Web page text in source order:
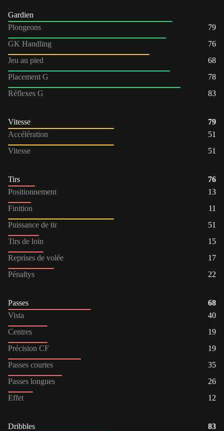
Gardien
Plongeons
79
GK Handling
76
Jeu au pied
68
Placement G
78
Réflexes G
83
Vitesse
79
Accélération
51
Vitesse
51
Tirs
76
Positionnement
13
Finition
11
Puissance de tir
51
Tirs de loin
15
Reprises de volée
17
Pénaltys
22
Passes
68
Vista
40
Centres
19
Précision CF
19
Passes courtes
35
Passes longues
26
Effet
12
Dribbles
83